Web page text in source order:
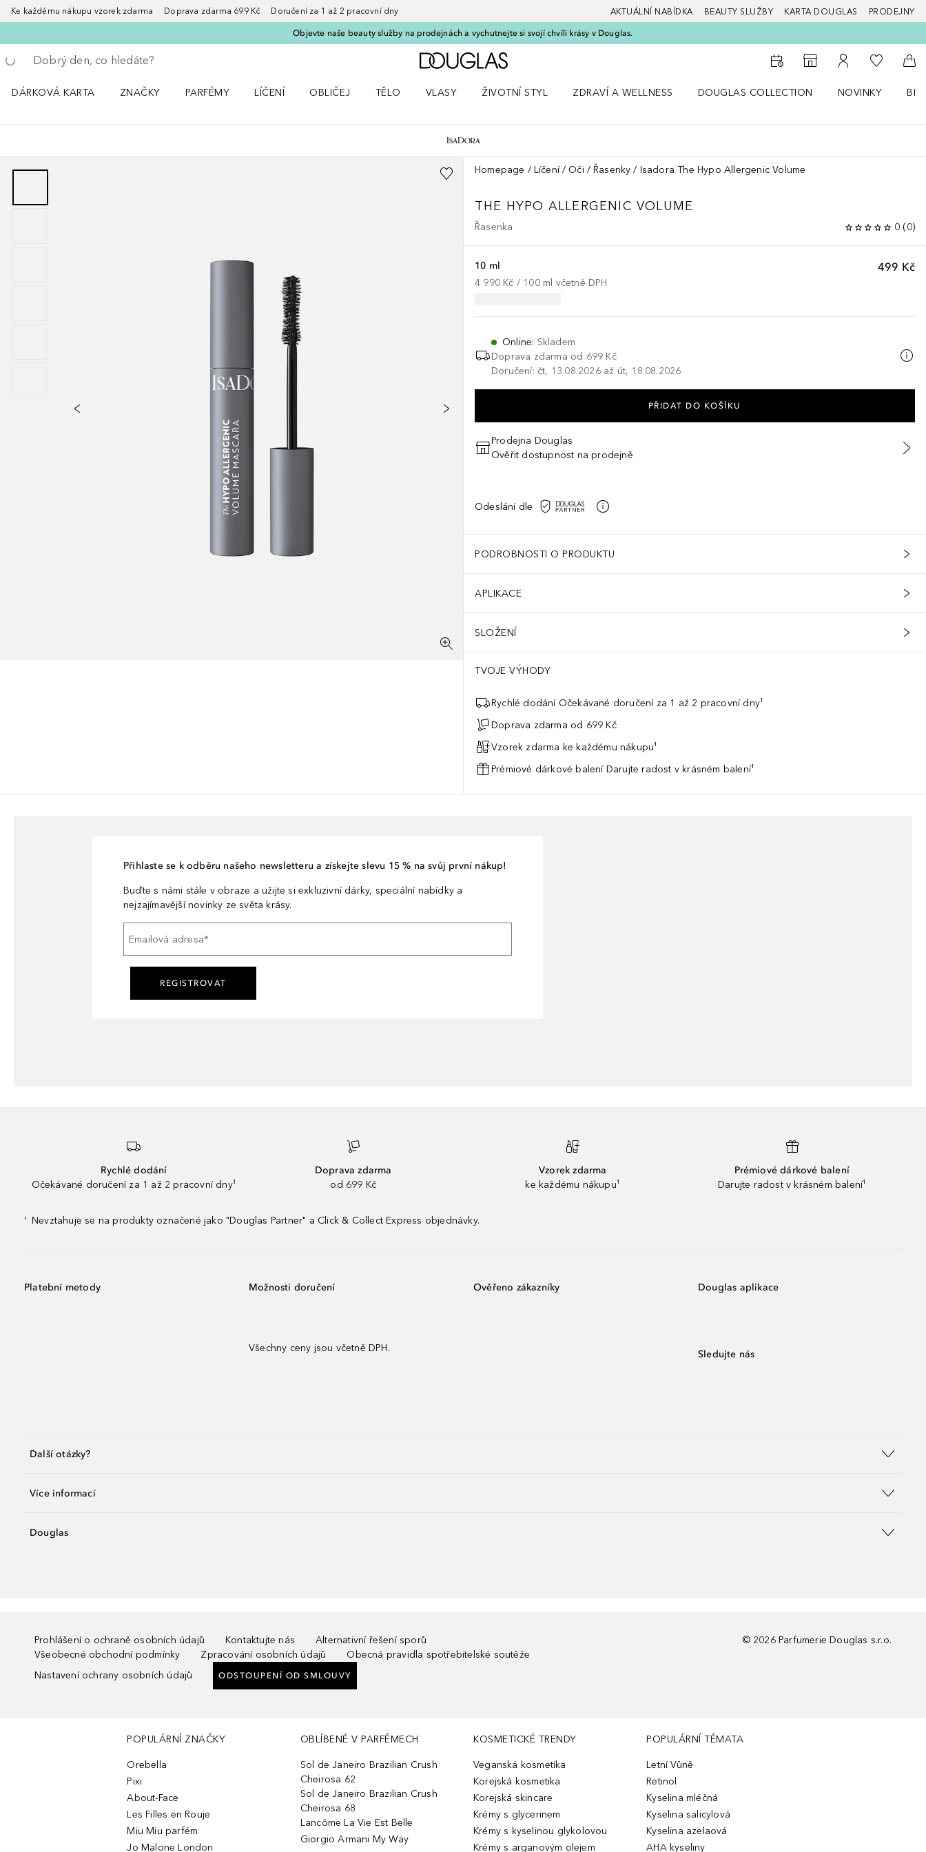
Ke každému nákupu vzorek zdarma Doprava zdarma 699 Kč Doručení za 1 až 2 pracovní dny AKTUÁLNÍ NABÍDKA BEAUTY SLUŽBY KARTA DOUGLAS PRODEJNY
Objevte naše beauty služby na prodejnách a vychutnejte si svojí chvíli krásy v Douglas.
Vraťte se
Proveďte vyhledávání
Domů
K vyhledávači prodejen
K mému účtu
K mému
Do
DÁRKOVÁ KARTA
ZNAČKY
PARFÉMY
LÍČENÍ
OBLIČEJ
TĚLO
VLASY
ŽIVOTNÍ STYL
ZDRAVÍ A WELLNESS
DOUGLAS COLLECTION
NOVINKY
Homepage Líčení Oči Řasenky Isadora The Hypo Allergenic Volume
THE HYPO ALLERGENIC VOLUME
Řasenka 0 (0)
499 Kč
10 ml
4 990 Kč / 100 ml včetně DPH
Online: Skladem
Doprava zdarma od 699 Kč
Doručení: čt, 13.08.2026 až út, 18.08.2026
PŘIDAT DO KOŠÍKU
Prodejna Douglas
Ověřit dostupnost na prodejně
Odeslání dle
PODROBNOSTI O PRODUKTU
APLIKACE
SLOŽENÍ
TVOJE VÝHODY
Rychlé dodání Očekávané doručení za 1 až 2 pracovní dny¹
Doprava zdarma od 699 Kč
Vzorek zdarma ke každému nákupu¹
Prémiové dárkové balení Darujte radost v krásném balení¹
Přihlaste se k odběru našeho newsletteru a získejte slevu 15 % na svůj první nákup!
Buďte s námi stále v obraze a užijte si exkluzivní dárky, speciální nabídky a
nejzajímavější novinky ze světa krásy.
Emailová adresa*
REGISTROVAT
Rychlé dodání
Očekávané doručení za 1 až 2 pracovní dny¹
Doprava zdarma
od 699 Kč
Vzorek zdarma
ke každému nákupu¹
Prémiové dárkové balení
Darujte radost v krásném balení¹
¹ Nevztahuje se na produkty označené jako "Douglas Partner" a Click & Collect Express objednávky.
Platební metody Možnosti doručení
Všechny ceny jsou včetně DPH.
Ověřeno zákazníky Douglas aplikace
Sledujte nás
Další otázky?
Více informací
Douglas
Prohlášení o ochraně osobních údajů Kontaktujte nás
Alternativní řešení sporů
Všeobecné obchodní podmínky
Zpracování osobních údajů
Obecná pravidla spotřebitelské soutěže
Nastavení ochrany osobních údajů
ODSTOUPENÍ OD SMLOUVY
© 2026 Parfumerie Douglas s.r.o.
POPULÁRNÍ ZNAČKY
Orebella
Pixi
About-Face
Les Filles en Rouje
Miu Miu parfém
Jo Malone London
OBLÍBENÉ V PARFÉMECH
Sol de Janeiro Brazilian Crush
Cheirosa 62
Sol de Janeiro Brazilian Crush
Cheirosa 68
Lancôme La Vie Est Belle
Giorgio Armani My Way
KOSMETICKÉ TRENDY
Veganská kosmetika
Korejská kosmetika
Korejská skincare
Krémy s glycerinem
Krémy s kyselinou glykolovou
Krémy s arganovým olejem
POPULÁRNÍ TÉMATA
Letní Vůně
Retinol
Kyselina mléčná
Kyselina salicylová
Kyselina azelaová
AHA kyseliny